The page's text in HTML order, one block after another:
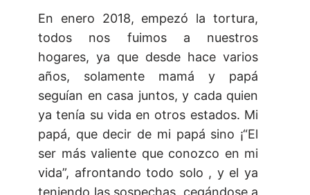
En enero 2018, empezó la tortura,
todos nos fuimos a nuestros
hogares, ya que desde hace varios
años, solamente mamá y papá
seguían en casa juntos, y cada quien
ya tenía su vida en otros estados. Mi
papá, que decir de mi papá sino ¡“El
ser más valiente que conozco en mi
vida”, afrontando todo solo , y el ya